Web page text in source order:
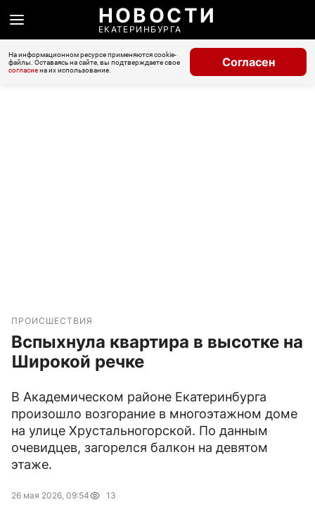
НОВОСТИ
ЕКАТЕРИНБУРГА
На информационном ресурсе применяются cookie-
файлы. Оставаясь на сайте, вы подтверждаете свое
согласиена их использование.
Согласен
ПРОИСШЕСТВИЯ
Вспыхнула квартира в высотке на
Широкой речке
В Академическом районе Екатеринбурга
произошло возгорание в многоэтажном доме
на улице Хрустальногорской. По данным
очевидцев, загорелся балкон на девятом
этаже.
26 мая 2026, 09:54 13